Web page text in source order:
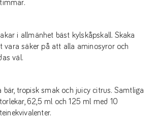
i allmänhet bäst kylskåpskall. Skaka
vara säker på att alla aminosyror och
väl.
bär, tropisk smak och juicy citrus. Samtliga
62,5 ml och 125 ml med 10